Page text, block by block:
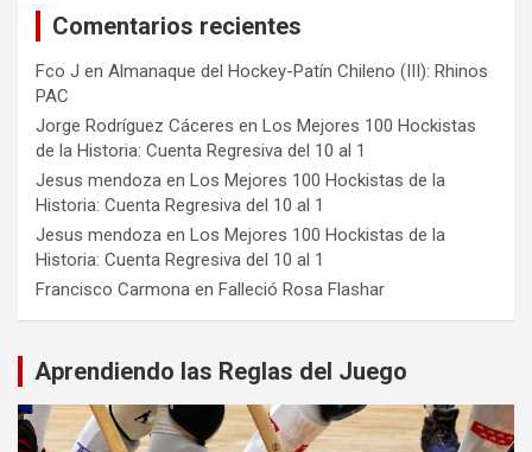
Comentarios recientes
Fco J en Almanaque del Hockey-Patín Chileno (III): Rhinos
PAC
Jorge Rodríguez Cáceres en Los Mejores 100 Hockistas
de la Historia: Cuenta Regresiva del 10 al 1
Jesus mendoza en Los Mejores 100 Hockistas de la
Historia: Cuenta Regresiva del 10 al 1
Jesus mendoza en Los Mejores 100 Hockistas de la
Historia: Cuenta Regresiva del 10 al 1
Francisco Carmona en Falleció Rosa Flashar
Aprendiendo las Reglas del Juego